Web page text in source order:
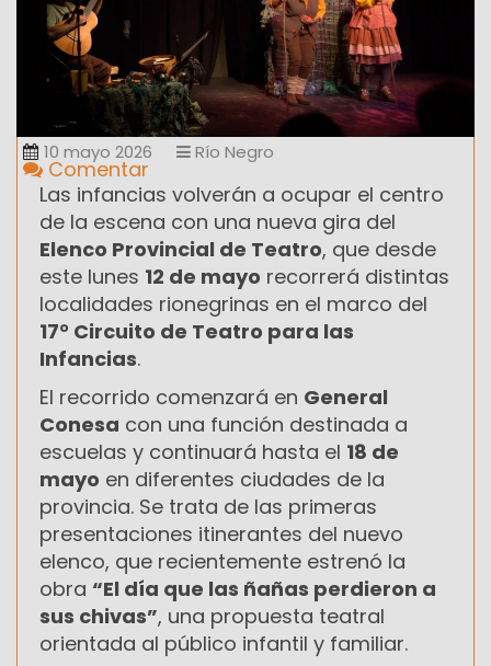
10 mayo 2026 Río Negro
Comentar
Las infancias volverán a ocupar el centro
de la escena con una nueva gira del
Elenco Provincial de Teatro, que desde
este lunes 12 de mayo recorrerá distintas
localidades rionegrinas en el marco del
17° Circuito de Teatro para las
Infancias.
El recorrido comenzará en General
Conesa con una función destinada a
escuelas y continuará hasta el 18 de
mayo en diferentes ciudades de la
provincia. Se trata de las primeras
presentaciones itinerantes del nuevo
elenco, que recientemente estrenó la
obra “El día que las ñañas perdieron a
sus chivas”, una propuesta teatral
orientada al público infantil y familiar.